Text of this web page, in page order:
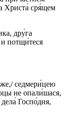
Христа́ сря́щем
дру́га
потщи́теся
седмери́цею
не опали́шася,
Госпо́дня,